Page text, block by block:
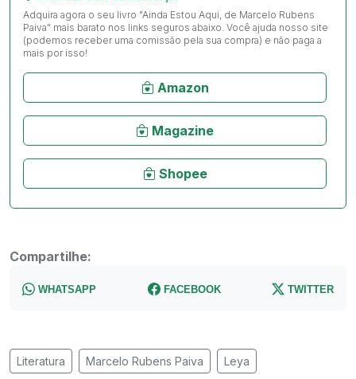
Adquira agora o seu livro "Ainda Estou Aqui, de Marcelo Rubens
Paiva" mais barato nos links seguros abaixo. Você ajuda nosso site
(podemos receber uma comissão pela sua compra) e não paga a
mais por isso!
Amazon
Magazine
Shopee
Compartilhe:
WHATSAPP FACEBOOK TWITTER
Literatura Marcelo Rubens Paiva Leya